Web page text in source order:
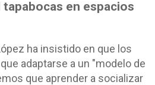
en espacios
ha insistido en que los
adaptarse a un "modelo de
que aprender a socializar